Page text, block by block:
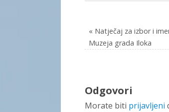
« Natječaj za izbor i
Muzeja grada Iloka
Odgovori
Morate biti prijavljeni